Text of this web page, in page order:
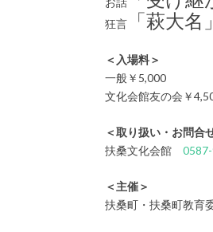
狂言
「萩大名」
＜入場料＞
一般￥5,000
文化会館友の会￥
＜取り扱い・お問合
扶桑文化会館
＜主催＞
扶桑町・扶桑町教育